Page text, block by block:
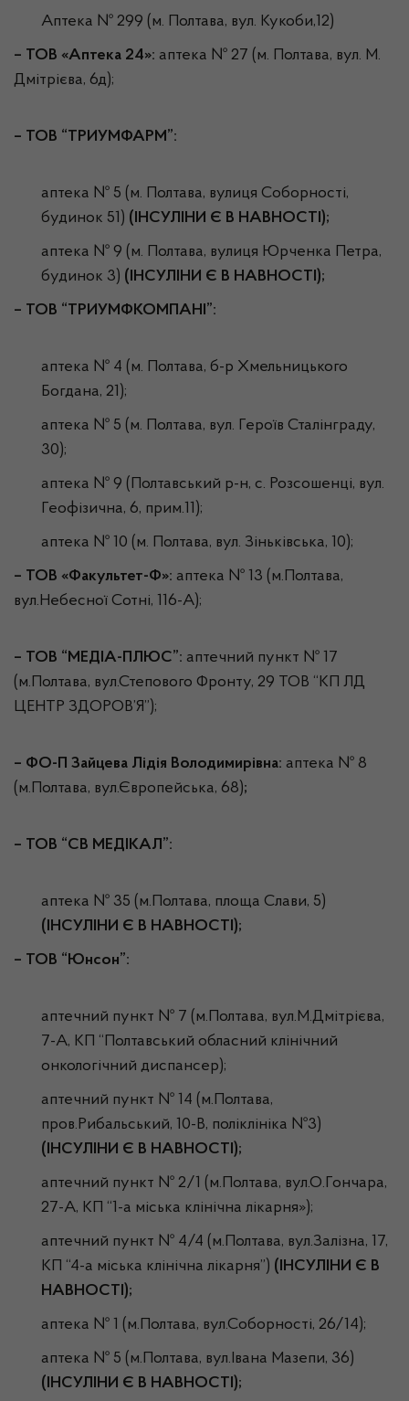
Аптека № 299 (м. Полтава, вул. Кукоби,12)
– ТОВ «Аптека 24»: аптека № 27 (м. Полтава, вул. М.
Дмітрієва, 6д);
– ТОВ “ТРИУМФАРМ”:
аптека № 5 (м. Полтава, вулиця Соборності,
будинок 51) (ІНСУЛІНИ Є В НАВНОСТІ);
аптека № 9 (м. Полтава, вулиця Юрченка Петра,
будинок 3) (ІНСУЛІНИ Є В НАВНОСТІ);
– ТОВ “ТРИУМФКОМПАНІ”:
аптека № 4 (м. Полтава, б-р Хмельницького
Богдана, 21);
аптека № 5 (м. Полтава, вул. Героїв Сталінграду,
30);
аптека № 9 (Полтавський р-н, с. Розсошенці, вул.
Геофізична, 6, прим.11);
аптека № 10 (м. Полтава, вул. Зіньківська, 10);
– ТОВ «Факультет-Ф»: аптека № 13 (м.Полтава,
вул.Небесної Сотні, 116-А);
– ТОВ “МЕДІА-ПЛЮС”: аптечний пункт № 17
(м.Полтава, вул.Степового Фронту, 29 ТОВ “КП ЛД
ЦЕНТР ЗДОРОВ’Я”);
– ФО-П Зайцева Лідія Володимирівна: аптека № 8
(м.Полтава, вул.Європейська, 68);
– ТОВ “СВ МЕДІКАЛ”:
аптека № 35 (м.Полтава, площа Слави, 5)
(ІНСУЛІНИ Є В НАВНОСТІ);
– ТОВ “Юнсон”:
аптечний пункт № 7 (м.Полтава, вул.М.Дмітрієва,
7-А, КП “Полтавський обласний клінічний
онкологічний диспансер);
аптечний пункт № 14 (м.Полтава,
пров.Рибальський, 10-В, поліклініка №3)
(ІНСУЛІНИ Є В НАВНОСТІ);
аптечний пункт № 2/1 (м.Полтава, вул.О.Гончара,
27-А, КП “1-а міська клінічна лікарня»);
аптечний пункт № 4/4 (м.Полтава, вул.Залізна, 17,
КП “4-а міська клінічна лікарня”) (ІНСУЛІНИ Є В
НАВНОСТІ);
аптека № 1 (м.Полтава, вул.Соборності, 26/14);
аптека № 5 (м.Полтава, вул.Івана Мазепи, 36)
(ІНСУЛІНИ Є В НАВНОСТІ);